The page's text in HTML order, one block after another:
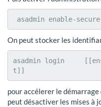
asadmin enable-
On peut stocker les
asadmin login
t]]
pour accélerer le
peut désactiver les mises à